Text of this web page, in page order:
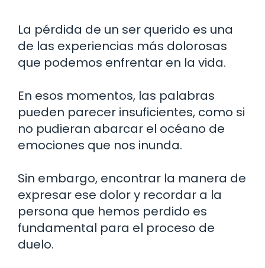
La pérdida de un ser querido es una
de las experiencias más dolorosas
que podemos enfrentar en la vida.
En esos momentos, las palabras
pueden parecer insuficientes, como si
no pudieran abarcar el océano de
emociones que nos inunda.
Sin embargo, encontrar la manera de
expresar ese dolor y recordar a la
persona que hemos perdido es
fundamental para el proceso de
duelo.